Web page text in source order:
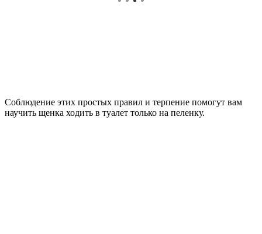
Соблюдение этих простых правил и терпение помогут вам
научить щенка ходить в туалет только на пеленку.